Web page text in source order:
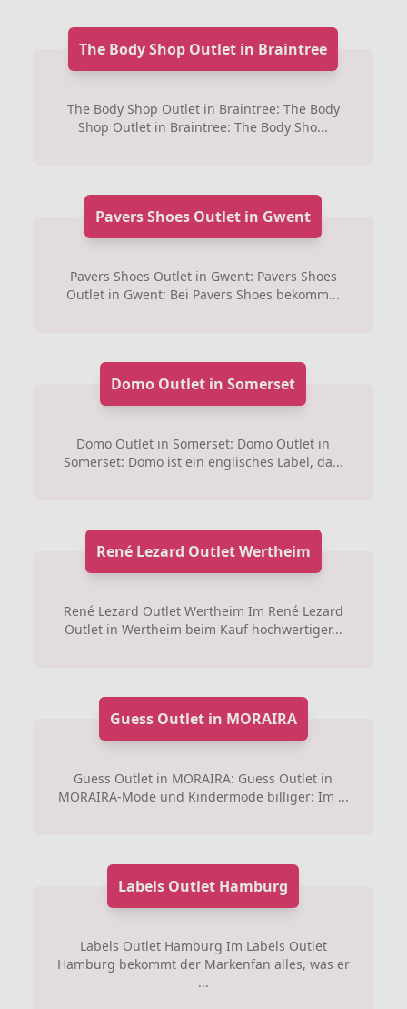
The Body Shop Outlet in Braintree
The Body Shop Outlet in Braintree: The Body
Shop Outlet in Braintree: The Body Sho...
Pavers Shoes Outlet in Gwent
Pavers Shoes Outlet in Gwent: Pavers Shoes
Outlet in Gwent: Bei Pavers Shoes bekomm...
Domo Outlet in Somerset
Domo Outlet in Somerset: Domo Outlet in
Somerset: Domo ist ein englisches Label, da...
René Lezard Outlet Wertheim
René Lezard Outlet Wertheim Im René Lezard
Outlet in Wertheim beim Kauf hochwertiger...
Guess Outlet in MORAIRA
Guess Outlet in MORAIRA: Guess Outlet in
MORAIRA-Mode und Kindermode billiger: Im ...
Labels Outlet Hamburg
Labels Outlet Hamburg Im Labels Outlet
Hamburg bekommt der Markenfan alles, was er
...